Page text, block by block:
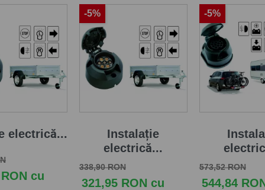
electrică...
Pret
cu
Instalație
electrică...
Pret de baza
338,90 RONPret
321,95 RON cu
-5%
Pret de baza
573,52 RONPret
544,84
-5%